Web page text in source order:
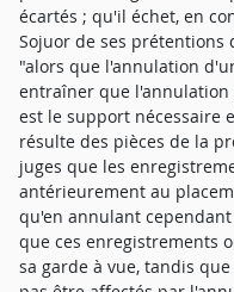
écartés ; qu'il échet, en
Sojuor de ses prétentions
"alors que l'annulation
entraîner que l'annulation
est le support nécessaire
résulte des pièces de la
juges que les
antérieurement au
qu'en annulant
que ces enregistrements
sa garde à vue, tandis